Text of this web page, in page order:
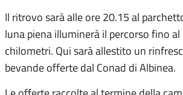
Il ritrovo sarà alle ore 20.15 al
luna piena illuminerà il percorso fino al
chilometri. Qui sarà allestito un
bevande offerte dal Conad di Albinea.